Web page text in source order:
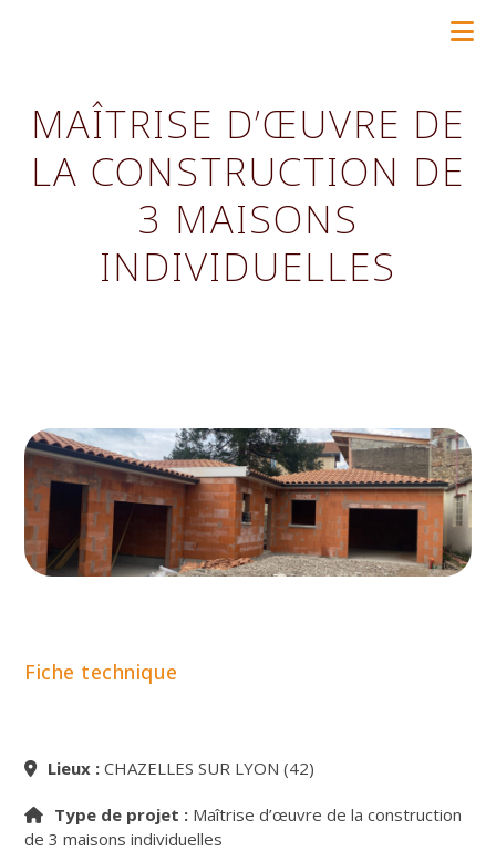
MAÎTRISE D’ŒUVRE DE
LA CONSTRUCTION DE
3 MAISONS
INDIVIDUELLES
Fiche technique
Lieux : CHAZELLES SUR LYON (42)
Type de projet : Maîtrise d’œuvre de la construction
de 3 maisons individuelles